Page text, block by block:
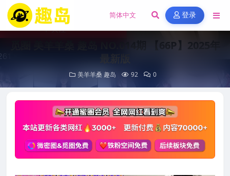
登录
觅圈 美羊羊桑 趣岛 NO.014期 【66P】2025年
最新版
美羊羊桑 趣岛 92 0